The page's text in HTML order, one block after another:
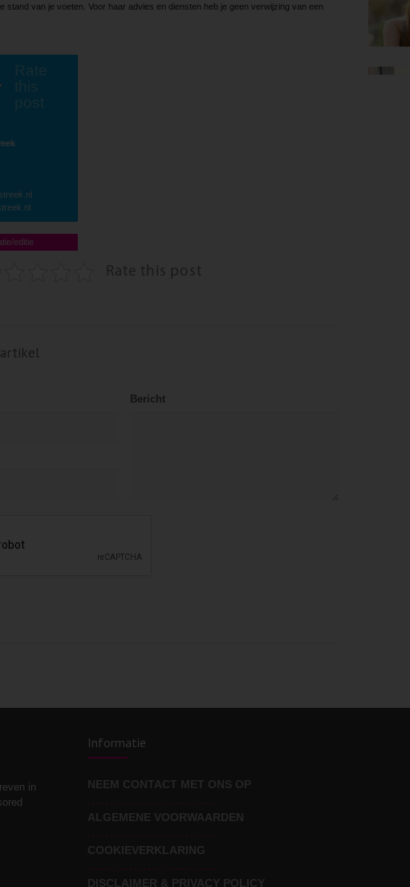
stand van je voeten. Voor haar advies en diensten heb je geen verwijzing van een
Rate
this
post
editie
Rate this post
Bericht
in
Informatie
NEEM CONTACT MET ONS OP
ALGEMENE VOORWAARDEN
COOKIEVERKLARING
DISCLAIMER & PRIVACY POLICY